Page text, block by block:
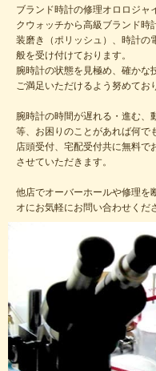
ブランド時計の修理オロロジャ
クウォッチから高級ブランド
装磨き（ポリッシュ）、時計の
般を受け付けております。
腕時計の状態を見極め、確かな
ご満足いただけるよう努めてお
腕時計の時間が遅れる・進む、
等、お困りのことがあれば何で
店頭受付、宅配受付共に無料
させていただきます。
他店でオーバーホールや修理を
オにお気軽にお問い合わせくだ